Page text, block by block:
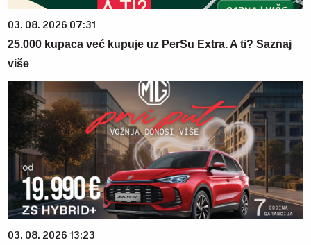
03. 08. 2026 07:31
25.000 kupaca već kupuje uz PerSu Extra. A ti? Saznaj
više
03. 08. 2026 13:23